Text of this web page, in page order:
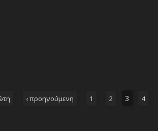
‹ προηγούμενη 1 2 3 4